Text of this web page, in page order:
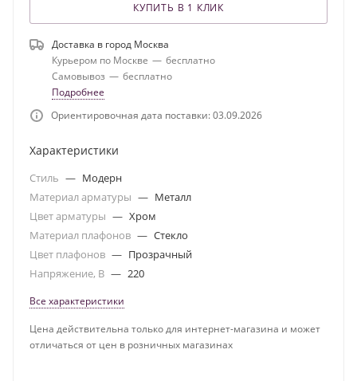
КУПИТЬ В 1 КЛИК
Доставка в город Москва
Курьером по Москве — бесплатно
Самовывоз — бесплатно
Подробнее
Ориентировочная дата поставки: 03.09.2026
Характеристики
Стиль — Модерн
Материал арматуры — Металл
Цвет арматуры — Хром
Материал плафонов — Стекло
Цвет плафонов — Прозрачный
Напряжение, В — 220
Все характеристики
Цена действительна только для интернет-магазина и может
отличаться от цен в розничных магазинах